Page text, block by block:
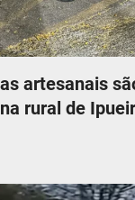
artesanais
rural de